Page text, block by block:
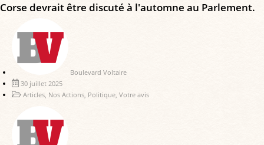
Corse devrait être discuté à l'automne au Parlement.
Boulevard Voltaire
30 juillet 2025
Articles, Nos Actions, Politique, Votre avis